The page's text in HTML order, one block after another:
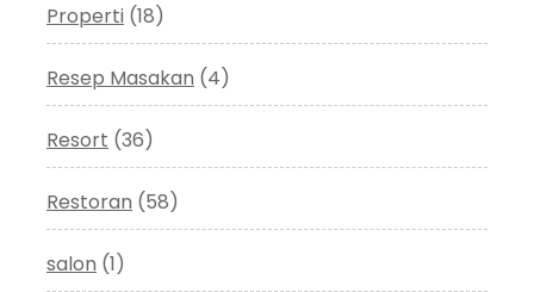
Properti (18)
Resep Masakan (4)
Resort (36)
Restoran (58)
salon (1)